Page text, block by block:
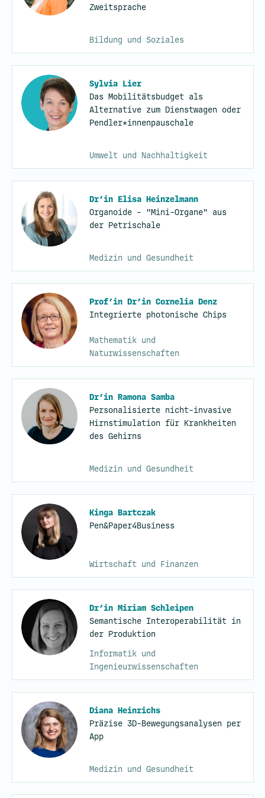
Zweitsprache
Bildung und Soziales
Sylvia Lier
Das Mobilitätsbudget als
Alternative zum Dienstwagen oder
Pendler*innenpauschale
Umwelt und Nachhaltigkeit
Dr’in Elisa Heinzelmann
Organoide - "Mini-Organe" aus
der Petrischale
Medizin und Gesundheit
Prof’in Dr’in Cornelia Denz
Integrierte photonische Chips
Mathematik und
Naturwissenschaften
Dr’in Ramona Samba
Personalisierte nicht-invasive
Hirnstimulation für Krankheiten
des Gehirns
Medizin und Gesundheit
Kinga Bartczak
Pen&Paper4Business
Wirtschaft und Finanzen
Dr’in Miriam Schleipen
Semantische Interoperabilität in
der Produktion
Informatik und
Ingenieurwissenschaften
Diana Heinrichs
Präzise 3D-Bewegungsanalysen per
App
Medizin und Gesundheit